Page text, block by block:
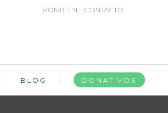
PONTE EN: CONTACTO
BLOG DONATIVOS